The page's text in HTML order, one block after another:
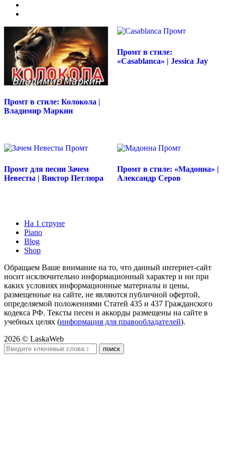
Промт в стиле: Колокола |
Владимир Маркин
Промт в стиле:
«Casablanca» | Jessica Jay
Промт для песни Зачем
Невесты | Виктор Петлюра
Промт в стиле: «Мадонна» |
Александр Серов
На 1 струне
Piano
Blog
Shop
Обращаем Ваше внимание на то, что данный интернет-сайт
носит исключительно информационный характер и ни при
каких условиях информационные материалы и цены,
размещенные на сайте, не являются публичной офертой,
определяемой положениями Статей 435 и 437 Гражданского
кодекса РФ. Тексты песен и аккорды размещены на сайте в
учебных целях (информация для правообладателей).
2026 © LaskaWeb